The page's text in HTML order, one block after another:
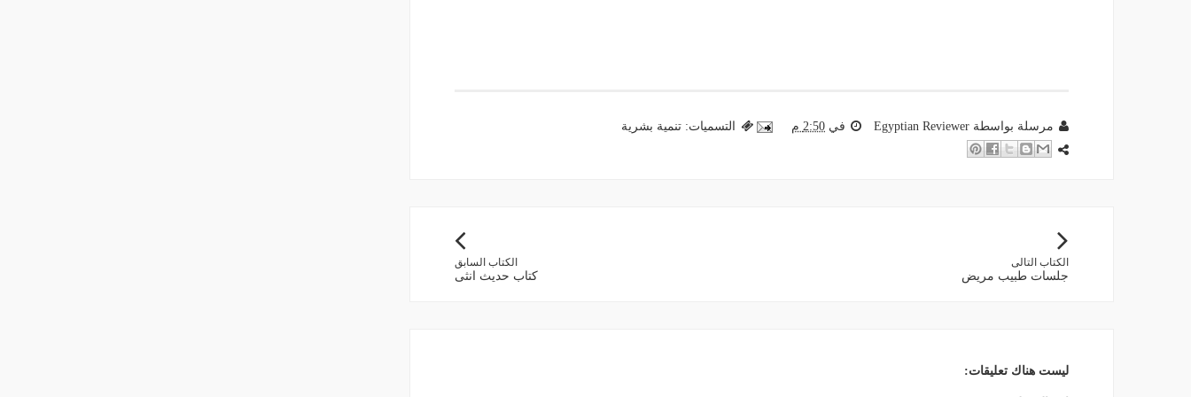
مرسلة بواسطة Egyptian Reviewer في 2:50 م التسميات: تنمية بشرية
الكتاب السابق
كتاب حديث انثى
الكتاب التالى
جلسات طبيب مريض
ليست هناك تعليقات: